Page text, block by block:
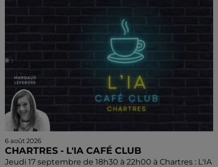
6 août 2026
CHARTRES - L'IA CAFÉ CLUB
Jeudi 17 septembre de 18h30 à 22h00 à Chartres : L'IA